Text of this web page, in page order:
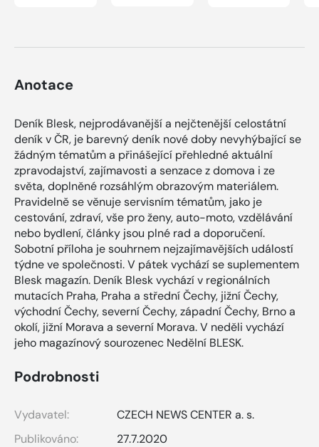
Anotace
Deník Blesk, nejprodávanější a nejčtenější celostátní
deník v ČR, je barevný deník nové doby nevyhýbající se
žádným tématům a přinášející přehledné aktuální
zpravodajství, zajímavosti a senzace z domova i ze
světa, doplněné rozsáhlým obrazovým materiálem.
Pravidelně se věnuje servisním tématům, jako je
cestování, zdraví, vše pro ženy, auto-moto, vzdělávání
nebo bydlení, články jsou plné rad a doporučení.
Sobotní příloha je souhrnem nejzajímavějších událostí
týdne ve společnosti. V pátek vychází se suplementem
Blesk magazín. Deník Blesk vychází v regionálních
mutacích Praha, Praha a střední Čechy, jižní Čechy,
východní Čechy, severní Čechy, západní Čechy, Brno a
okolí, jižní Morava a severní Morava. V neděli vychází
jeho magazínový sourozenec Nedělní BLESK.
Podrobnosti
Vydavatel:
CZECH NEWS CENTER a. s.
Publikováno:
27.7.2020